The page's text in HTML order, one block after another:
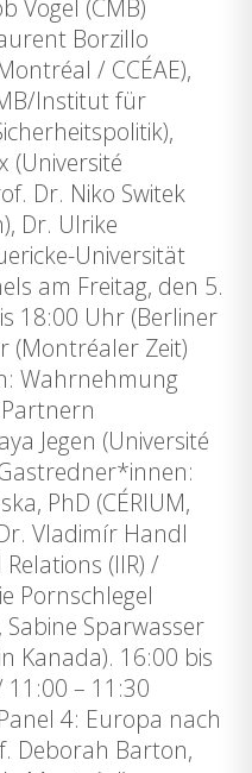
Vogel (CMB)
Borzillo
/ CCÉAE),
Institut für
(Université
Dr. Niko Switek
Dr. Ulrike
Universität
am Freitag, den 5.
18:00 Uhr (Berliner
(Montréaler Zeit)
Wahrnehmung
Jegen (Université
PhD (CÉRIUM,
Vladimír Handl
(IIR) /
Pornschlegel
Sparwasser
Kanada). 16:00 bis
11:00 – 11:30
4: Europa nach
Deborah Barton,